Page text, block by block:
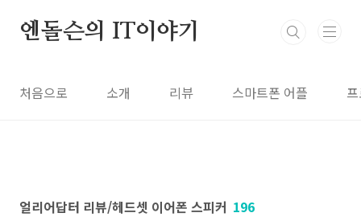
엔돌슨의 IT이야기
처음으로 소개 리뷰 스마트폰 어플
얼리어답터 리뷰/헤드셋 이어폰 스피커 196